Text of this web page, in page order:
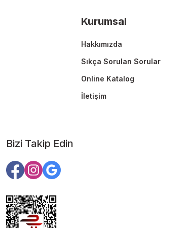
Bu ürüne benzer farklı alternatifler olmalı.
Kurumsal
Hakkımızda
Sıkça Sorulan Sorular
Online Katalog
İletişim
Bizi Takip Edin